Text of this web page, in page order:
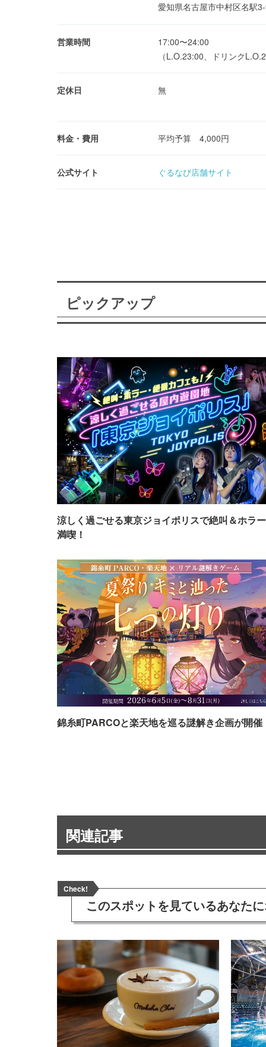
愛知県名古屋市中村区名
営業時間
17:00〜24:00
（L.O.23:00、ドリンク
定休日 無
料金・費用 平均予算 4,000円
公式サイト ぐるなび店舗サイト
ピックアップ
涼しく過ごせる東京ジョイポリスで絶叫＆ホラ
満喫！
錦糸町PARCOと楽天地を巡る謎解き企画が開催
関連記事
Check!
このスポットを見ているあなた